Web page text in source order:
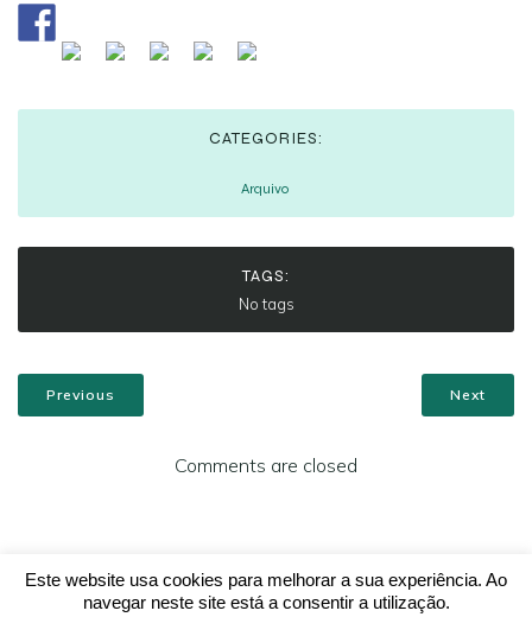
CATEGORIES:
Arquivo
TAGS:
No tags
Previous Next
Comments are closed
© 2026 Santa Casa da Misericórdia de Vila Nova de
Este website usa cookies para melhorar a sua experiência. Ao
navegar neste site está a consentir a utilização.